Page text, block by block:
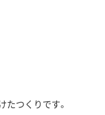
つくりです。